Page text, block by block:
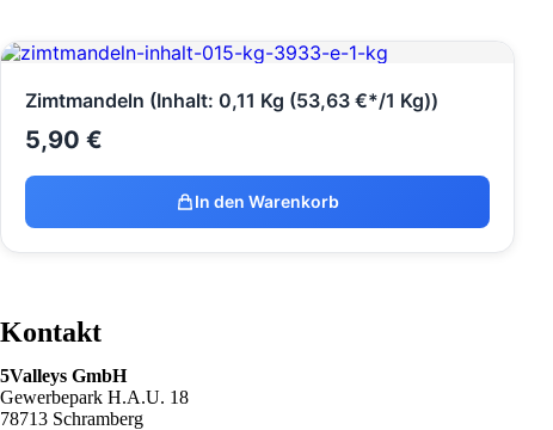
Zimtmandeln (Inhalt: 0,11 Kg (53,63 €*/1 Kg))
5,90 €
In den Warenkorb
Kontakt
5Valleys GmbH
Gewerbepark H.A.U. 18
78713 Schramberg